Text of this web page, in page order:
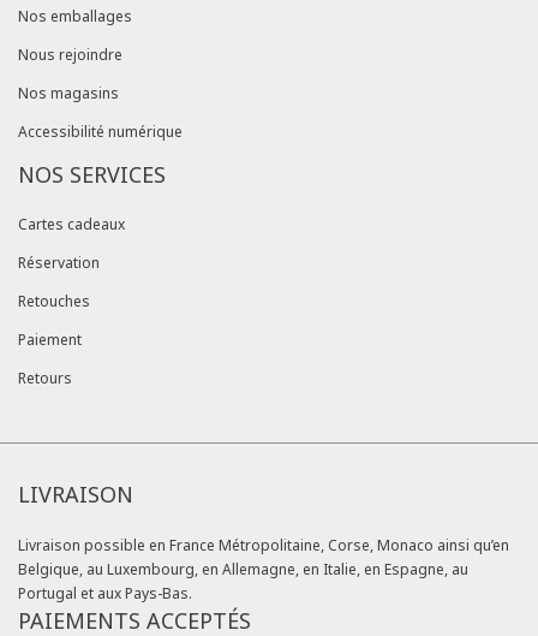
Nos emballages
Nous rejoindre
Nos magasins
Accessibilité numérique
NOS SERVICES
Cartes cadeaux
Réservation
Retouches
Paiement
Retours
LIVRAISON
Livraison possible en France Métropolitaine, Corse, Monaco ainsi qu’en
Belgique, au Luxembourg, en Allemagne, en Italie, en Espagne, au
Portugal et aux Pays-Bas.
PAIEMENTS ACCEPTÉS